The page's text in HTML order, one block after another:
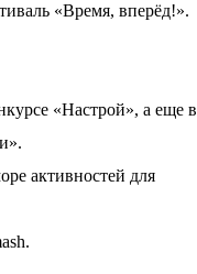
«Время, вперёд!».
«Настрой», а еще в
активностей для